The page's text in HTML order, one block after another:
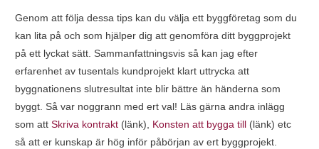
Genom att följa dessa tips kan du välja ett byggföretag som du
kan lita på och som hjälper dig att genomföra ditt byggprojekt
på ett lyckat sätt. Sammanfattningsvis så kan jag efter
erfarenhet av tusentals kundprojekt klart uttrycka att
byggnationens slutresultat inte blir bättre än händerna som
byggt. Så var noggrann med ert val! Läs gärna andra inlägg
som attSkriva kontrakt (länk), Konsten att bygga till
(länk) etc
så att er kunskap är hög inför påbörjan av ert byggprojekt.